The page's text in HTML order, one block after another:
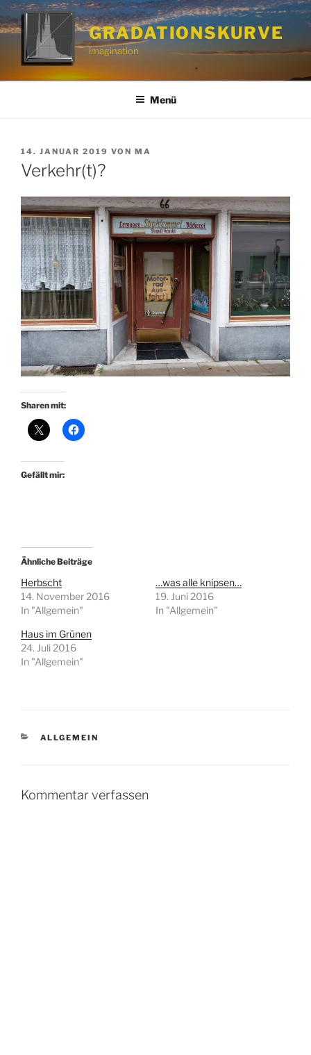
Zum
Inhalt
springen
GRADATIONSKURVE
imagination
Menü
VERÖFFENTLICHT
AM
14. JANUAR 2019 VON MA
Verkehr(t)?
Sharen mit:
Gefällt mir:
Ähnliche Beiträge
Herbscht
14. November 2016
In "Allgemein"
…was alle knipsen…
19. Juni 2016
In "Allgemein"
Haus im Grünen
24. Juli 2016
In "Allgemein"
KATEGORIEN
ALLGEMEIN
Kommentar verfassen